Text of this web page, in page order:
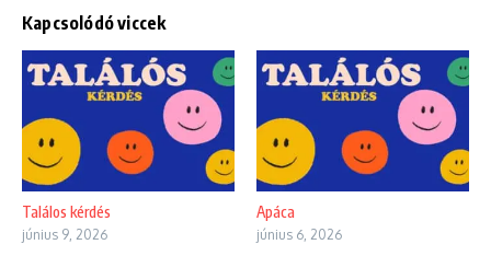
Kapcsolódó viccek
Találos kérdés
június 9, 2026
Apáca
június 6, 2026